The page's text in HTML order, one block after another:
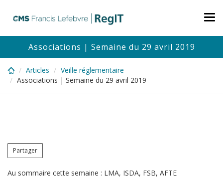
content
Associations | Semaine du 29 avril 2019
Articles
Veille réglementaire
Associations | Semaine du 29 avril 2019
Partager
Au sommaire cette semaine : LMA, ISDA, FSB, AFTE